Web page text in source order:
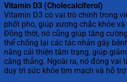
Vitamin D3 (Cholecalciferol)
Vitamin D3 có vai trò chính trong
phốt pho, giúp xương chắc khỏe
Đồng thời, nó cũng giúp tăng
thể chống lại các tác nhân gây
năng cải thiện tâm trạng, giúp
căng thẳng. Ngoài ra, nó đóng vai
duy trì sức khỏe tim mạch và hỗ